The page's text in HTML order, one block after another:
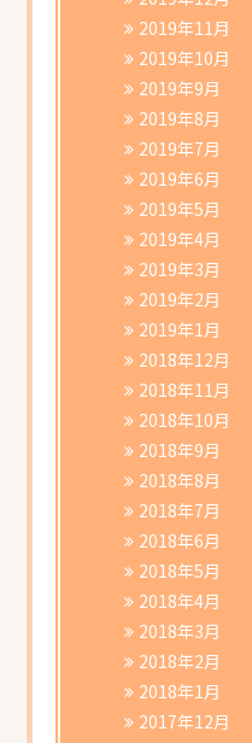
2019年11月
2019年10月
2019年9月
2019年8月
2019年7月
2019年6月
2019年5月
2019年4月
2019年3月
2019年2月
2019年1月
2018年12月
2018年11月
2018年10月
2018年9月
2018年8月
2018年7月
2018年6月
2018年5月
2018年4月
2018年3月
2018年2月
2018年1月
2017年12月